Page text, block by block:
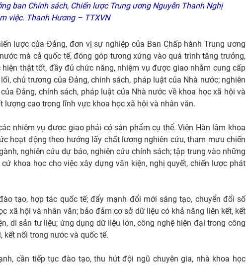
ban Chính sách, Chiến lược Trung ương Nguyễn Thanh Nghị
việc. Thanh Hương – TTXVN
lược của Đảng, đơn vị sự nghiệp của Ban Chấp hành Trung ương
mà cả quốc tế, đóng góp tương xứng vào quá trình tăng trưởng,
thật tốt, đầy đủ chức năng, nhiệm vụ được giao nhằm cung cấp
chủ trương của Đảng, chính sách, pháp luật của Nhà nước; nghiên
Đảng, chính sách, pháp luật của Nhà nước về khoa học xã hội và
cao trong lĩnh vực khoa học xã hội và nhân văn.
nhiệm vụ được giao phải có sản phẩm cụ thể. Viện Hàn lâm khoa
hoạt động theo hướng lấy chất lượng nghiên cứu, tham mưu chiến
nghiên cứu dự báo, nghiên cứu chính sách; tập trung vào những
khoa học cho việc xây dựng văn kiện, nghị quyết, chiến lược phát
tạo, hợp tác quốc tế; đẩy mạnh đổi mới sáng tạo, chuyển đổi số
xã hội và nhân văn; bảo đảm cơ sở dữ liệu có khả năng liên kết, kết
di sản tư liệu; ứng dụng dữ liệu lớn, công nghệ hiện đại trong công
kết nối trong nước và quốc tế.
cần tiếp tục đào tạo, thu hút đội ngũ chuyên gia, nhà khoa học